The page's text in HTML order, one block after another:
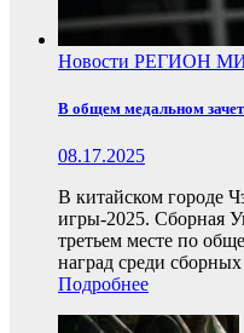
Новости РЕГИОН
В общем медальном
08.17.2025
В китайском городе
игры-2025. Сборная
третьем месте по
наград среди
Подробнее